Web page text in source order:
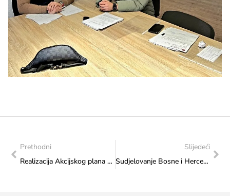
Prethodni
Realizacija Akcijskog plana korisnika u cilju kontrole namjenskog utroška sredstava za projekte u 2024. godini: Posjet Udruzi „IZVOR 08“ u Kiseljaku
Slijedeći
Sudjelovanje Bosne i Hercegovine u programu „Erasmus+“ – Poziv Europske unije za dostavu projektnih prijedloga za 2025. godinu